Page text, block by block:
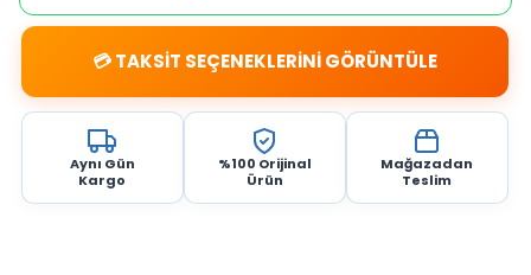
💳 TAKSİT SEÇENEKLERİNİ GÖRÜNTÜLE
Aynı Gün
Kargo
%100 Orijinal
Ürün
Mağazadan
Teslim